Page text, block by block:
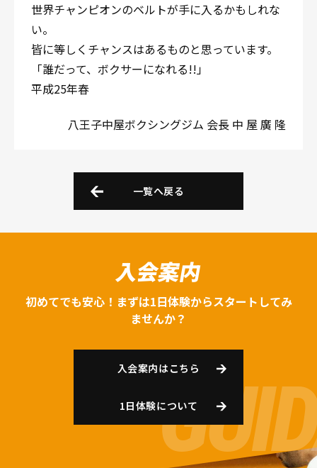
世界チャンピオンのベルトが手に入るかもしれな
い。
皆に等しくチャンスはあるものと思っています。
「誰だって、ボクサーになれる!!」
平成25年春
八王子中屋ボクシングジム 会長 中 屋 廣 隆
一覧へ戻る
入会案内
初めてでも安心！まずは1日体験からスタートしてみ
ませんか？
入会案内はこちら
1日体験について